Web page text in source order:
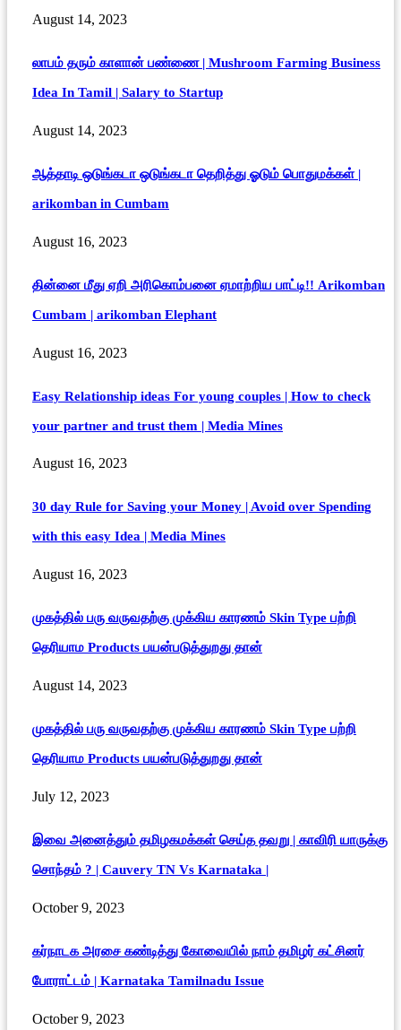
August 14, 2023
லாபம் தரும் காளான் பண்ணை | Mushroom Farming Business
Idea In Tamil | Salary to Startup
August 14, 2023
ஆத்தாடி ஒடுங்கடா ஒடுங்கடா தெறித்து ஓடும் பொதுமக்கள் |
arikomban in Cumbam
August 16, 2023
தின்னை மீது ஏறி அரிகொம்பனை ஏமாற்றிய பாட்டி!! Arikomban
Cumbam | arikomban Elephant
August 16, 2023
Easy Relationship ideas For young couples | How to check
your partner and trust them | Media Mines
August 16, 2023
30 day Rule for Saving your Money | Avoid over Spending
with this easy Idea | Media Mines
August 16, 2023
முகத்தில் பரு வருவதற்கு முக்கிய காரணம் Skin Type பற்றி
தெரியாம Products பயன்படுத்துறது தான்
August 14, 2023
முகத்தில் பரு வருவதற்கு முக்கிய காரணம் Skin Type பற்றி
தெரியாம Products பயன்படுத்துறது தான்
July 12, 2023
இவை அனைத்தும் தமிழகமக்கள் செய்த தவறு | காவிரி யாருக்கு
சொந்தம் ? | Cauvery TN Vs Karnataka |
October 9, 2023
கர்நாடக அரசை கண்டித்து கோவையில் நாம் தமிழர் கட்சினர்
போராட்டம் | Karnataka Tamilnadu Issue
October 9, 2023